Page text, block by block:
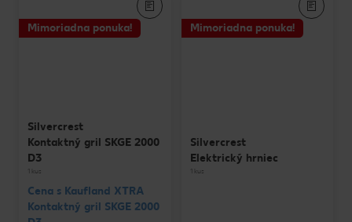
Mimoriadna ponuka!
Silvercrest
Kontaktný gril SKGE 2000
D3
1 kus
Cena s Kaufland XTRA
Kontaktný gril SKGE 2000
Mimoriadna ponuka!
Silvercrest
Elektrický hrniec
1 kus